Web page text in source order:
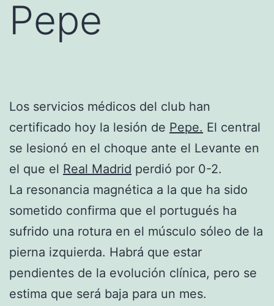
Pepe
Los servicios médicos del club han
certificado hoy la lesión de Pepe. El central
se lesionó en el choque ante el Levante en
el que el Real Madrid perdió por 0-2.
La resonancia magnética a la que ha sido
sometido confirma que el portugués ha
sufrido una rotura en el músculo sóleo de la
pierna izquierda. Habrá que estar
pendientes de la evolución clínica, pero se
estima que será baja para un mes.